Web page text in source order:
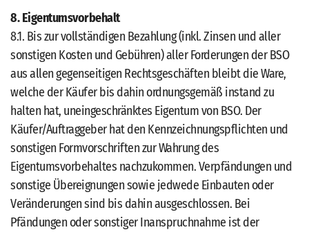
8. Eigentumsvorbehalt
8.1. Bis zur vollständigen Bezahlung (inkl. Zinsen und aller
sonstigen Kosten und Gebühren) aller Forderungen der BSO
aus allen gegenseitigen Rechtsgeschäften bleibt die Ware,
welche der Käufer bis dahin ordnungsgemäß instand zu
halten hat, uneingeschränktes Eigentum von BSO. Der
Käufer/Auftraggeber hat den Kennzeichnungspflichten und
sonstigen Formvorschriften zur Wahrung des
Eigentumsvorbehaltes nachzukommen. Verpfändungen und
sonstige Übereignungen sowie jedwede Einbauten oder
Veränderungen sind bis dahin ausgeschlossen. Bei
Pfändungen oder sonstiger Inanspruchnahme ist der